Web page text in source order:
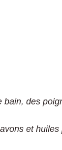
des
et